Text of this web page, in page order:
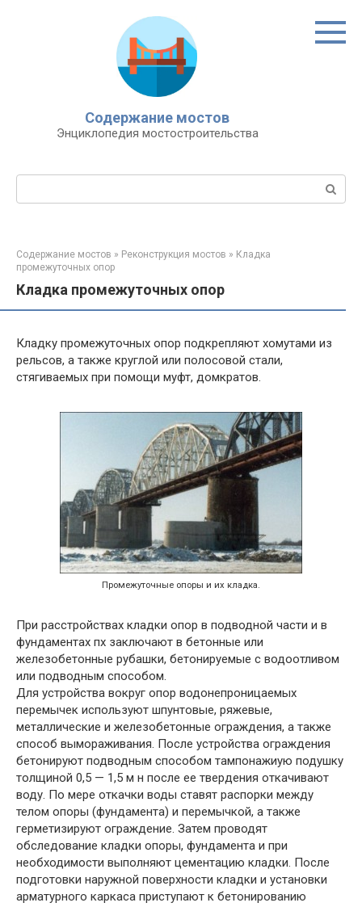
Содержание мостов
Энциклопедия мостостроительства
Поиск:
Содержание мостов » Реконструкция мостов » Кладка
промежуточных опор
Кладка промежуточных опор
Кладку промежуточных опор подкрепляют хомутами из
рельсов, а также круглой или полосовой стали,
стягиваемых при помощи муфт, домкратов.
Промежуточные опоры и их кладка.
При расстройствах кладки опор в подводной части и в
фундаментах пх заключают в бетонные или
железобетонные рубашки, бетонируемые с водоотливом
или подводным способом.
Для устройства вокруг опор водонепроницаемых
перемычек используют шпунтовые, ряжевые,
металлические и железобетонные ограждения, а также
способ вымораживания. После устройства ограждения
бетонируют подводным способом тампонажиую подушку
толщиной 0,5 — 1,5 м н после ее твердения откачивают
воду. По мере откачки воды ставят распорки между
телом опоры (фундамента) и перемычкой, а также
герметизируют ограждение. Затем проводят
обследование кладки опоры, фундамента и при
необходимости выполняют цементацию кладки. После
подготовки наружной поверхности кладки и установки
арматурного каркаса приступают к бетонированию